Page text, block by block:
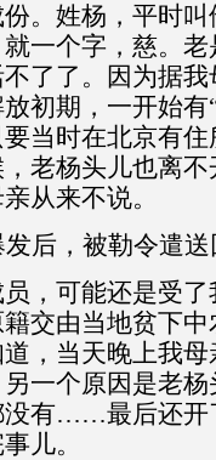
。姓杨，平时
一个字，慈。
了了。因为据
初期，一开始有
当时在北京有
老杨头儿也离
从来不说。
后，被勒令遣
，可能还是受
交由当地贫下
，当天晚上我母
一个原因是老
没有……最后还开
儿。